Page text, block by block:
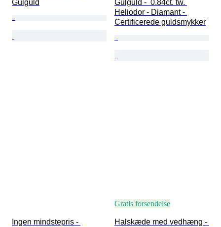
Gulguld
Gulguld -  0.84ct. tw.
Heliodor - Diamant -
Certificerede guldsmykker
Ingen mindstepris -
Gratis forsendelse
Halskæde med vedhæng -